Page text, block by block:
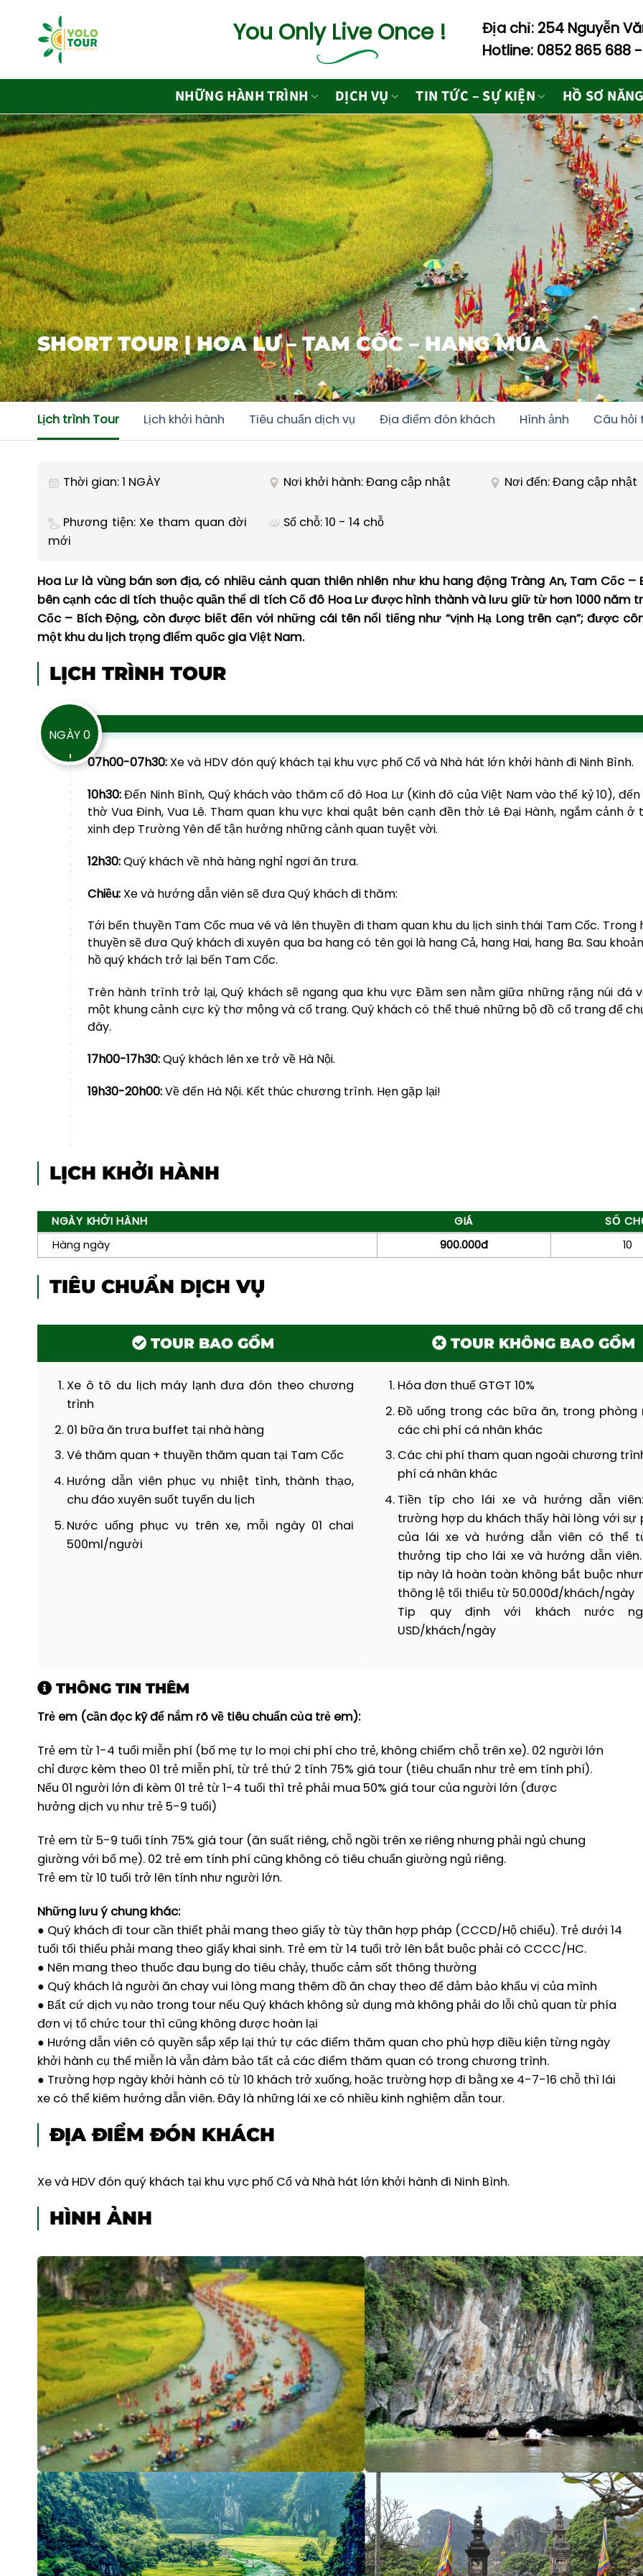
You Only Live Once !
Địa chỉ: 254 Nguyễn
Hotline: 0852 865 688
NHỮNG HÀNH TRÌNH DỊCH VỤ TIN TỨC – SỰ KIỆN HỒ SƠ
SHORT TOUR | HOA LƯ – TAM CỐC – HANG MÚA
Lịch trình Tour Lịch khởi hành Tiêu chuẩn dịch vụ Địa điểm đón khách Hình ảnh Câu hỏi
Thời gian: 1 NGÀY Nơi khởi hành: Đang cập nhật Nơi đến: Đang cập nhật
Phương tiện: Xe tham quan đời
mới
Số chỗ: 10 - 14 chỗ
Hoa Lư là vùng bán sơn địa, có nhiều cảnh quan thiên nhiên như khu hang động Tràng An, Tam Cốc –
bên cạnh các di tích thuộc quần thể di tích Cố đô Hoa Lư được hình thành và lưu giữ từ hơn 1000 năm
Cốc – Bích Động, còn được biết đến với những cái tên nổi tiếng như “vịnh Hạ Long trên cạn”; được
một khu du lịch trọng điểm quốc gia Việt Nam.
LỊCH TRÌNH TOUR
NGÀY 0
07h00-07h30: Xe và HDV đón quý khách tại khu vực phố Cổ và Nhà hát lớn khởi hành đi Ninh Bình.
10h30:Đến Ninh Bình, Quý khách vào thăm cố đô Hoa Lư (Kinh đô của Việt Nam vào thế kỷ 10),
thờ Vua Đinh, Vua Lê. Tham quan khu vực khai quật bên cạnh đền thờ Lê Đại Hành, ngắm cảnh ở
xinh đẹp Trường Yên để tận hưởng những cảnh quan tuyệt vời.
12h30:Quý khách về nhà hàng nghỉ ngơi ăn trưa.
Chiều: Xe và hướng dẫn viên sẽ đưa Quý khách đi thăm:
Tới bến thuyền Tam Cốc mua vé và lên thuyền đi tham quan khu du lịch sinh thái Tam Cốc.
thuyền sẽ đưa Quý khách đi xuyên qua ba hang có tên gọi là hang Cả, hang Hai, hang Ba. Sau
hồ quý khách trở lại bến Tam Cốc.
Trên hành trình trở lại, Quý khách sẽ ngang qua khu vực Đầm sen nằm giữa những rặng núi đá
một khung cảnh cực kỳ thơ mộng và cổ trang. Quý khách có thể thuê những bộ đồ cổ trang để
đây.
17h00-17h30:Quý khách lên xe trở về Hà Nội.
19h30-20h00:Về đến Hà Nội. Kết thúc chương trình. Hẹn gặp lại!
LỊCH KHỞI HÀNH
NGÀY KHỞI HÀNH GIÁ
SỐ
Hàng ngày
900.000đ 10
TIÊU CHUẨN DỊCH VỤ
TOUR BAO GỒM
Xe ô tô du lịch máy lạnh đưa đón theo chương
trình
01 bữa ăn trưa buffet tại nhà hàng
Vé thăm quan + thuyền thăm quan tại Tam Cốc
Hướng dẫn viên phục vụ nhiệt tình, thành thạo,
chu đáo xuyên suốt tuyến du lịch
Nước uống phục vụ trên xe, mỗi ngày 01 chai
500ml/người
TOUR KHÔNG BAO GỒM
Hóa đơn thuế GTGT 10%
Đồ uống trong các bữa ăn, trong phòng
các chi phí cá nhân khác
Các chi phí tham quan ngoài chương
phí cá nhân khác
Tiền típ cho lái xe và hướng dẫn
trường hợp du khách thấy hài lòng với sự
của lái xe và hướng dẫn viên có thể
thưởng tip cho lái xe và hướng dẫn viên.
tip này là hoàn toàn không bắt buộc
thông lệ tối thiểu từ 50.000đ/khách/ngày
Tip quy định với khách nước
USD/khách/ngày
THÔNG TIN THÊM
Trẻ em (cần đọc kỹ để nắm rõ về tiêu chuẩn của trẻ em):
Trẻ em từ 1-4 tuổi miễn phí (bố mẹ tự lo mọi chi phí cho trẻ, không chiếm chỗ trên xe). 02 người lớn
chỉ được kèm theo 01 trẻ miễn phí, từ trẻ thứ 2 tính 75% giá tour (tiêu chuẩn như trẻ em tính phí).
Nếu 01 người lớn đi kèm 01 trẻ từ 1-4 tuổi thì trẻ phải mua 50% giá tour của người lớn (được
hưởng dịch vụ như trẻ 5-9 tuổi)
Trẻ em từ 5-9 tuổi tính 75% giá tour (ăn suất riêng, chỗ ngồi trên xe riêng nhưng phải ngủ chung
giường với bố mẹ). 02 trẻ em tính phí cũng không có tiêu chuẩn giường ngủ riêng.
Trẻ em từ 10 tuổi trở lên tính như người lớn.
Những lưu ý chung khác:
● Quý khách đi tour cần thiết phải mang theo giấy tờ tùy thân hợp pháp (CCCD/Hộ chiếu). Trẻ dưới 14
tuổi tối thiểu phải mang theo giấy khai sinh. Trẻ em từ 14 tuổi trở lên bắt buộc phải có CCCC/HC.
● Nên mang theo thuốc đau bụng do tiêu chảy, thuốc cảm sốt thông thường
● Quý khách là người ăn chay vui lòng mang thêm đồ ăn chay theo để đảm bảo khẩu vị của mình
● Bất cứ dịch vụ nào trong tour nếu Quý khách không sử dụng mà không phải do lỗi chủ quan từ phía
đơn vị tổ chức tour thì cũng không được hoàn lại
● Hướng dẫn viên có quyền sắp xếp lại thứ tự các điểm thăm quan cho phù hợp điều kiện từng ngày
khởi hành cụ thể miễn là vẫn đảm bảo tất cả các điểm thăm quan có trong chương trình.
● Trường hợp ngày khởi hành có từ 10 khách trở xuống, hoặc trường hợp đi bằng xe 4-7-16 chỗ thì lái
xe có thể kiêm hướng dẫn viên. Đây là những lái xe có nhiều kinh nghiệm dẫn tour.
ĐỊA ĐIỂM ĐÓN KHÁCH
Xe và HDV đón quý khách tại khu vực phố Cổ và Nhà hát lớn khởi hành đi Ninh Bình.
HÌNH ẢNH